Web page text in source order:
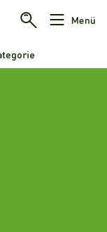
Menü